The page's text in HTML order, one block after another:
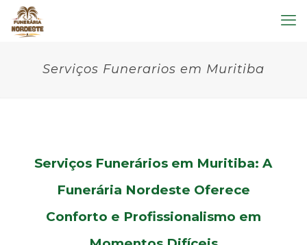
Serviços Funerarios em Muritiba
Serviços Funerários em Muritiba: A
Funerária Nordeste Oferece
Conforto e Profissionalismo em